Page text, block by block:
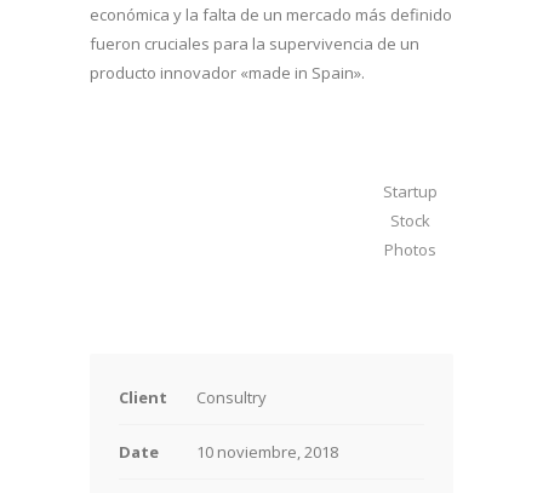
económica y la falta de un mercado más definido
fueron cruciales para la supervivencia de un
producto innovador «made in Spain».
Startup
Stock
Photos
Client Consultry
Date 10 noviembre, 2018